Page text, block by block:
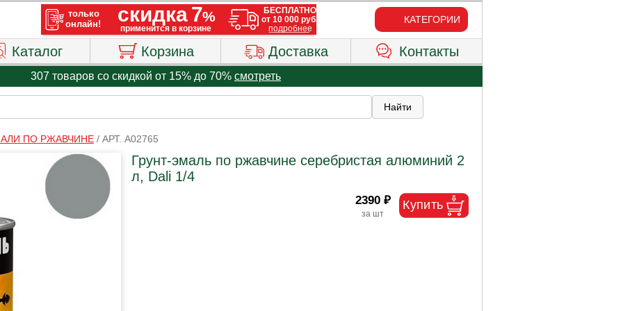
КАТЕГОРИИ
Каталог Корзина Доставка Контакты
307 товаров со скидкой от 15% до 70% смотреть
ПО РЖАВЧИНЕ/ АРТ. A02765
Грунт-эмаль по ржавчине серебристая алюминий 2
л, Dali 1/4
2390 ₽